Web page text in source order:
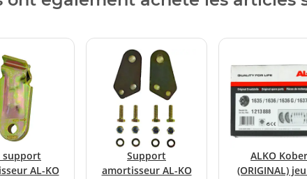
support
AL-KO
Support
amortisseur AL-KO
ALKO Kober
(ORIGINAL)